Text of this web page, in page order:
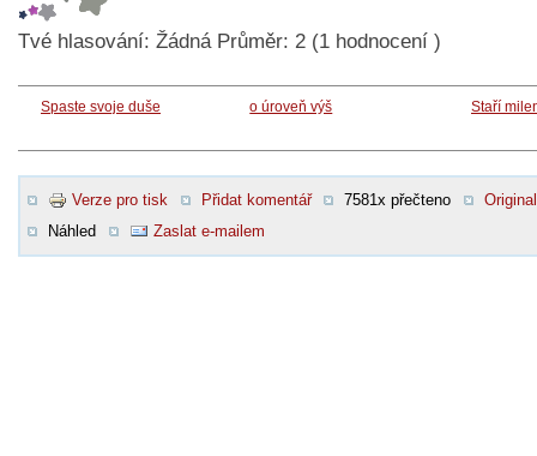
Tvé hlasování: Žádná Průměr: 2 (1 hodnocení )
Spaste svoje duše o úroveň výš Staří
Verze pro tisk Přidat komentář 7581x přečteno
Original
Náhled
Zaslat e-mailem